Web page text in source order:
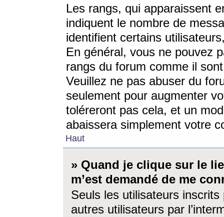
Les rangs, qui apparaissent
indiquent le nombre de
identifient certains
En général, vous ne pouvez
rangs du forum comme il
Veuillez ne pas abuser du
seulement pour augmenter
toléreront pas cela, et un
abaissera simplement votre
Haut
» Quand je clique sur le
m’est demandé de me
Seuls les utilisateurs
autres utilisateurs par